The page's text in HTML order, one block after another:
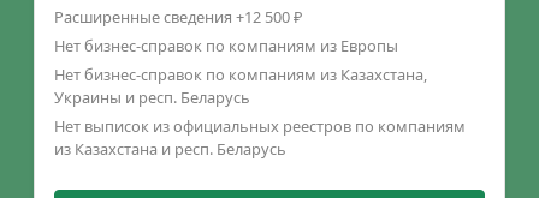
Расширенные сведения +12 500 ₽
Нет бизнес-справок по компаниям из Европы
Нет бизнес-справок по компаниям из Казахстана,
Украины и респ. Беларусь
Нет выписок из официальных реестров по компаниям
из Казахстана и респ. Беларусь